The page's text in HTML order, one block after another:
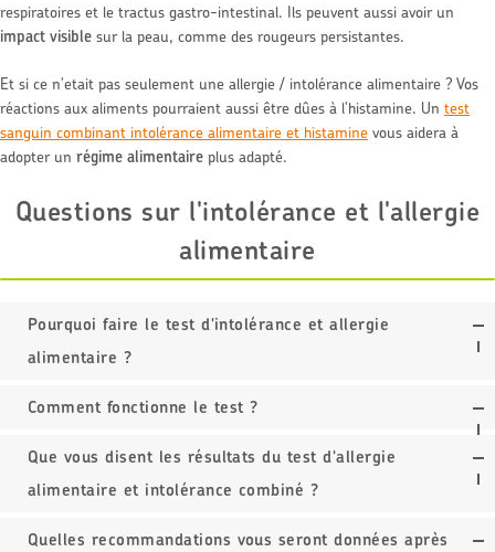
respiratoires et le tractus gastro-intestinal. Ils peuvent aussi avoir un
impact visible sur la peau, comme des rougeurs persistantes.
Et si ce n'etait pas seulement une allergie / intolérance alimentaire ? Vos
réactions aux aliments pourraient aussi être dûes à l'histamine. Un test
sanguin combinant intolérance alimentaire et histamine vous aidera à
adopter un régime alimentaire plus adapté.
Questions sur l'intolérance et l'allergie
alimentaire
Pourquoi faire le test d'intolérance et allergie
alimentaire ?
Comment fonctionne le test ?
Que vous disent les résultats du test d'allergie
alimentaire et intolérance combiné ?
Quelles recommandations vous seront données après